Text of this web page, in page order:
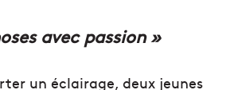
avec passion »
un éclairage, deux jeunes